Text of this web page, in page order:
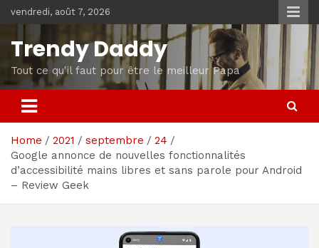
to
content
vendredi, août 7, 2026
Trendy Daddy
Tout ce qu'il faut pour être le meilleur Papa
Home 2021 septembre
24
Google annonce de nouvelles fonctionnalités
d’accessibilité mains libres et sans parole pour Android
– Review Geek